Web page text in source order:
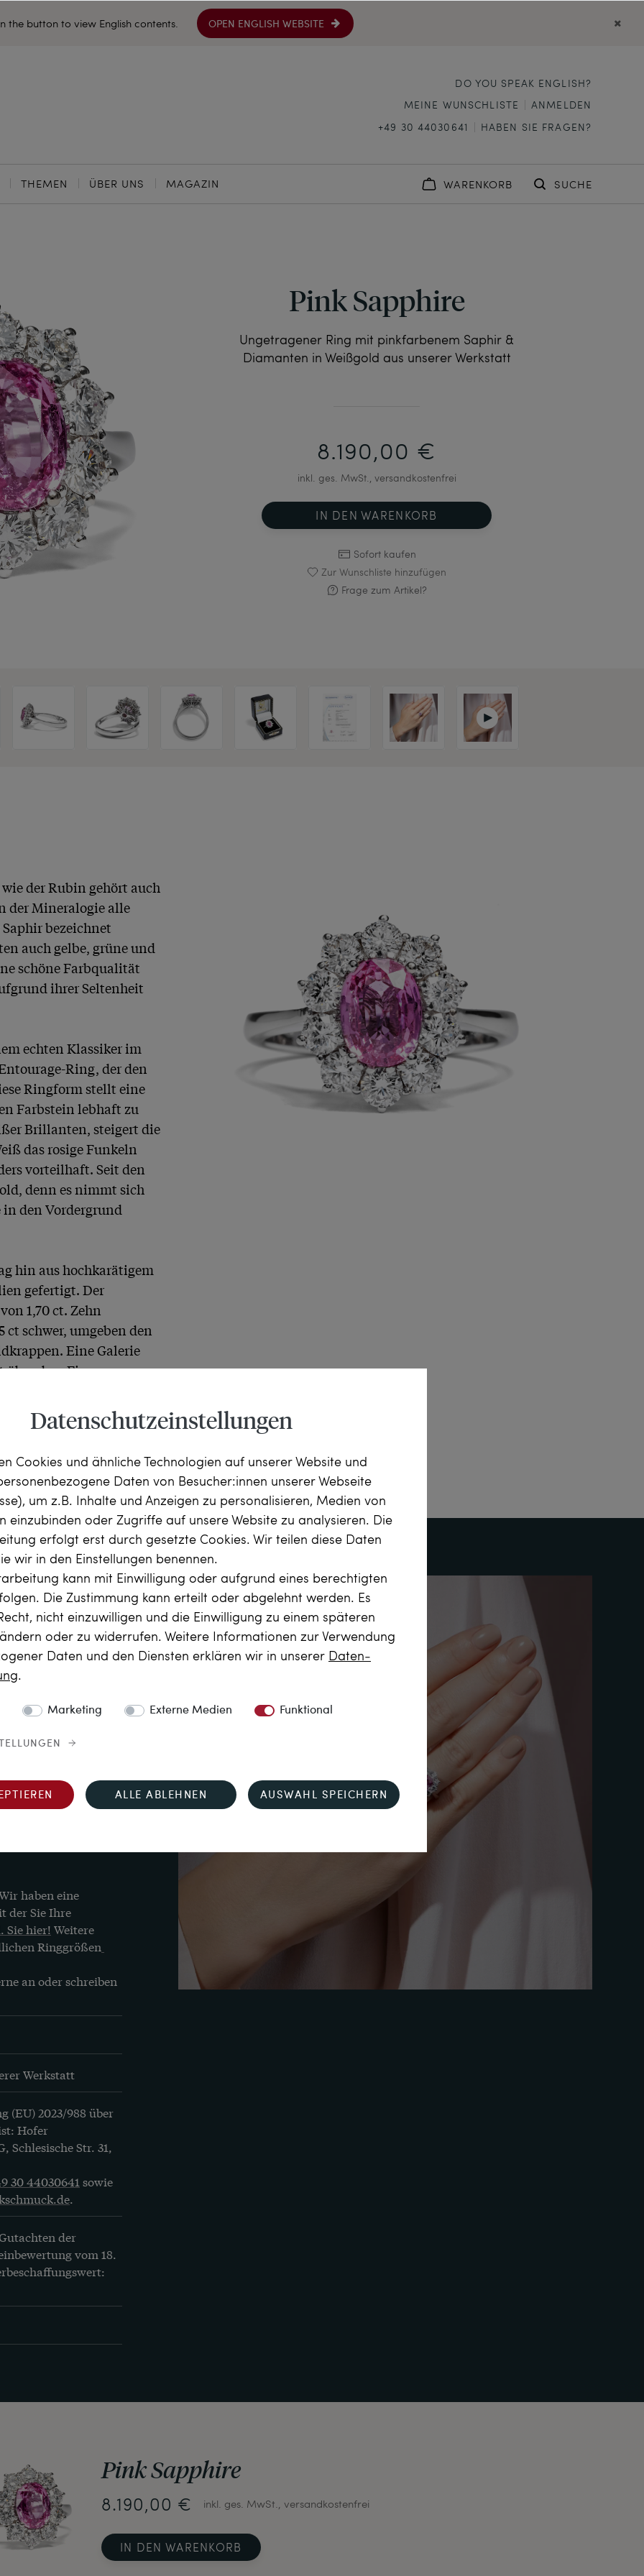
the button to view English contents. OPEN ENGLISH WEBSITE
DO YOU SPEAK ENGLISH?
MEINE WUNSCHLISTE
ANMELDEN
+49 30 44030641
HABEN SIE FRAGEN?
THEMEN ÜBER UNS MAGAZIN WARENKORB SUCHE
Pink Sapphire
Ungetragener Ring mit pinkfarbenem Saphir &
Diamanten in Weißgold aus unserer Werkstatt
8.190,00 €
inkl. ges. MwSt., versandkostenfrei
IN DEN WARENKORB
Sofort kaufen
Zur Wunschliste hinzufügen
Frage zum Artikel?
der Rubin gehört auch
der Mineralogie alle
bezeichnet
auch gelbe, grüne und
schöne Farbqualität
ihrer Seltenheit
echten Klassiker im
Ring, der den
Ringform stellt eine
Farbstein lebhaft zu
Brillanten, steigert die
das rosige Funkeln
vorteilhaft. Seit den
denn es nimmt sich
den Vordergrund
hin aus hochkarätigem
gefertigt. Der
1,70 ct. Zehn
schwer, umgeben den
Eine Galerie
dem Finger empor,
Gutachten der
geliefert.
1,70 ct,
1,05 ct, Feines
UK P, US 7½ to 7¾
Ring für Sie
haben eine
der Sie Ihre
Sie hier! Weitere
Ringgrößen
an oder schreiben
Werkstatt
(EU) 2023/988 über
Hofer
Schlesische Str. 31,
30 44030641 sowie
.
der
vom 18.
Pink Sapphire
8.190,00 € inkl. ges. MwSt., versandkostenfrei
IN DEN WARENKORB
Datenschutzeinstellungen
Cookies und ähnliche Technologien auf unserer Website und
Daten von Besucher:innen unserer Webseite
um z.B. Inhalte und Anzeigen zu personalisieren, Medien von
einzubinden oder Zugriffe auf unsere Website zu analysieren. Die
erfolgt erst durch gesetzte Cookies. Wir teilen diese Daten
wir in den Einstellungen benennen.
kann mit Einwilligung oder aufgrund eines berechtigten
Die Zustimmung kann erteilt oder abgelehnt werden. Es
nicht einzuwilligen und die Einwilligung zu einem späteren
oder zu widerrufen. Weitere Informationen zur Verwendung
Daten und den Diensten erklären wir in unserer Daten­
.
Marketing Externe Medien Funktional
ALLE ABLEHNEN AUSWAHL SPEICHERN